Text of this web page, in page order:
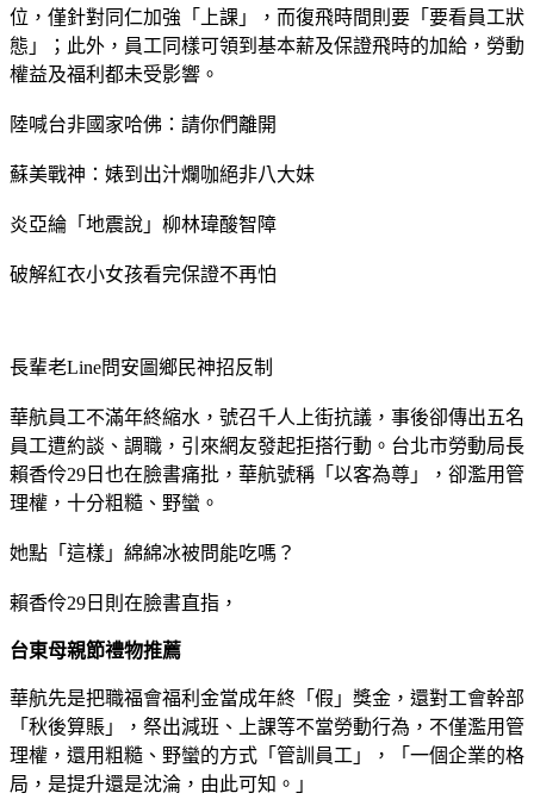
位，僅針對同仁加強「上課」，而復飛時間則要「要看員工狀
態」；此外，員工同樣可領到基本薪及保證飛時的加給，勞動
權益及福利都未受影響。
陸喊台非國家哈佛：請你們離開
蘇美戰神：婊到出汁爛咖絕非八大妹
炎亞綸「地震說」柳林瑋酸智障
破解紅衣小女孩看完保證不再怕
長輩老Line問安圖鄉民神招反制
華航員工不滿年終縮水，號召千人上街抗議，事後卻傳出五名
員工遭約談、調職，引來網友發起拒搭行動。台北市勞動局長
賴香伶29日也在臉書痛批，華航號稱「以客為尊」，卻濫用管
理權，十分粗糙、野蠻。
她點「這樣」綿綿冰被問能吃嗎？
賴香伶29日則在臉書直指，
台東母親節禮物推薦
華航先是把職福會福利金當成年終「假」獎金，還對工會幹部
「秋後算賬」，祭出減班、上課等不當勞動行為，不僅濫用管
理權，還用粗糙、野蠻的方式「管訓員工」，「一個企業的格
局，是提升還是沈淪，由此可知。」